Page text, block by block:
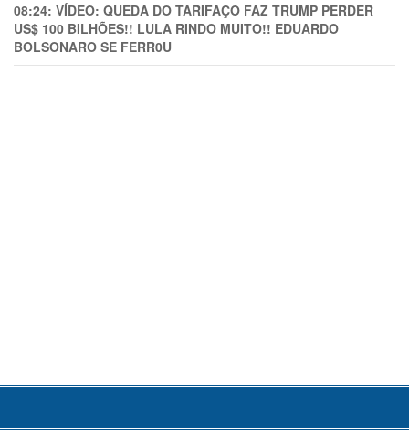
08:24: VÍDEO: QUEDA DO TARIFAÇO FAZ TRUMP PERDER
US$ 100 BILHÕES!! LULA RINDO MUITO!! EDUARDO
BOLSONARO SE FERR0U